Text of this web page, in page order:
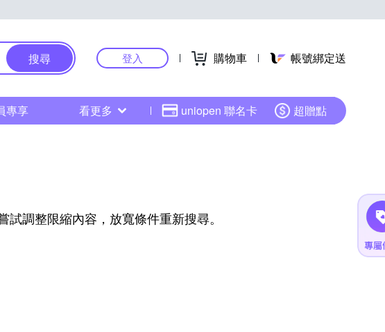
搜尋 登入 購物車 帳號綁定送
專享 看更多 uniopen 聯名卡 超贈點
調整限縮內容，放寬條件重新搜尋。